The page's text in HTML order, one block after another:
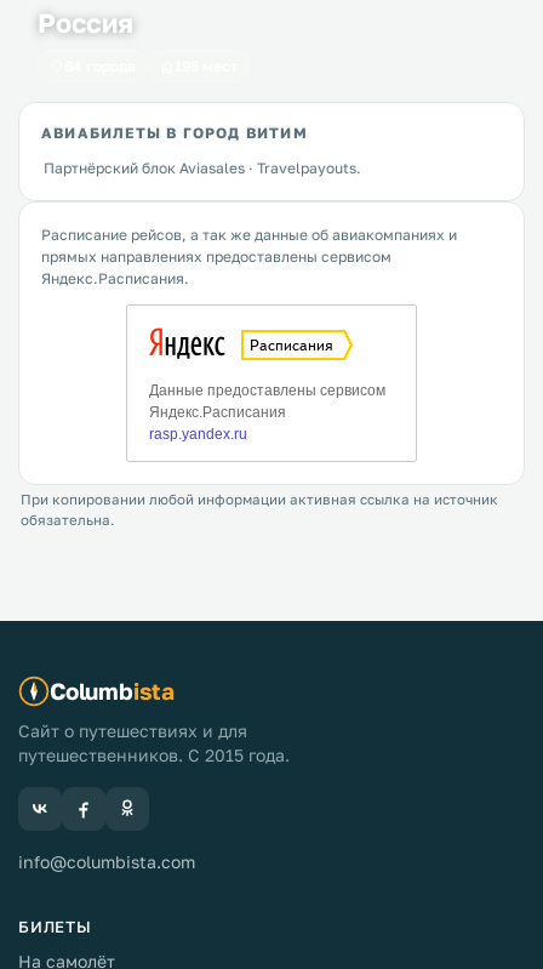
Россия
АВИАБИЛЕТЫ В ГОРОД ВИТИМ
Партнёрский блок Aviasales · Travelpayouts.
Расписание рейсов, а так же данные об авиакомпаниях и
прямых направлениях предоставлены сервисом
Яндекс.Расписания.
При копировании любой информации активная ссылка на источник
обязательна.
Columbista
Сайт о путешествиях и для
путешественников. С 2015 года.
info@columbista.com
БИЛЕТЫ
На самолёт